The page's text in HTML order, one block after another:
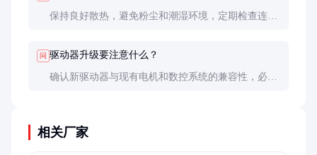
保持良好散热，避免粉尘和潮湿环境，定期检查连接
问 驱动器升级要注意什么？
确认新驱动器与现有电机和数控系统的兼容性，必要
相关厂家